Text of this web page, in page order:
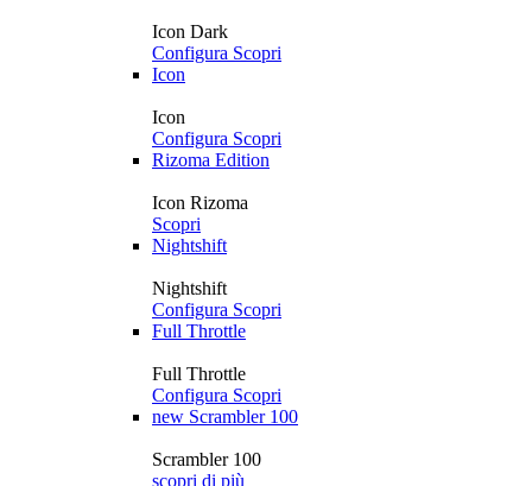
Icon Dark
Configura Scopri
Icon
Icon
Configura Scopri
Rizoma Edition
Icon Rizoma
Scopri
Nightshift
Nightshift
Configura Scopri
Full Throttle
Full Throttle
Configura Scopri
new Scrambler 100
Scrambler 100
scopri di più